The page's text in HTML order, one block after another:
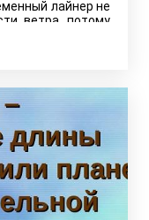
лайнер не
ветра, потому